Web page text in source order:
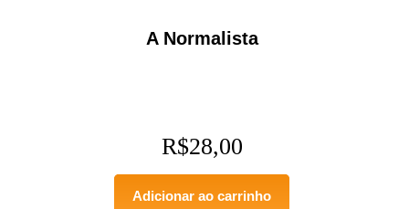
A Normalista
R$28,00
Adicionar ao carrinho